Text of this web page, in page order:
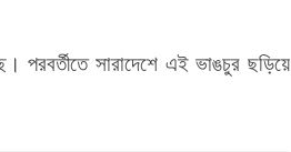
পরবর্তীতে সারাদেশে এই ভাঙচুর ছড়িয়ে